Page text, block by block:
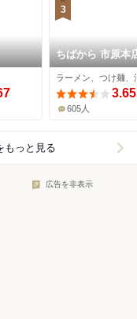
3
ちばから 市原本
3.65
605人
もっと見る
広告を非表示